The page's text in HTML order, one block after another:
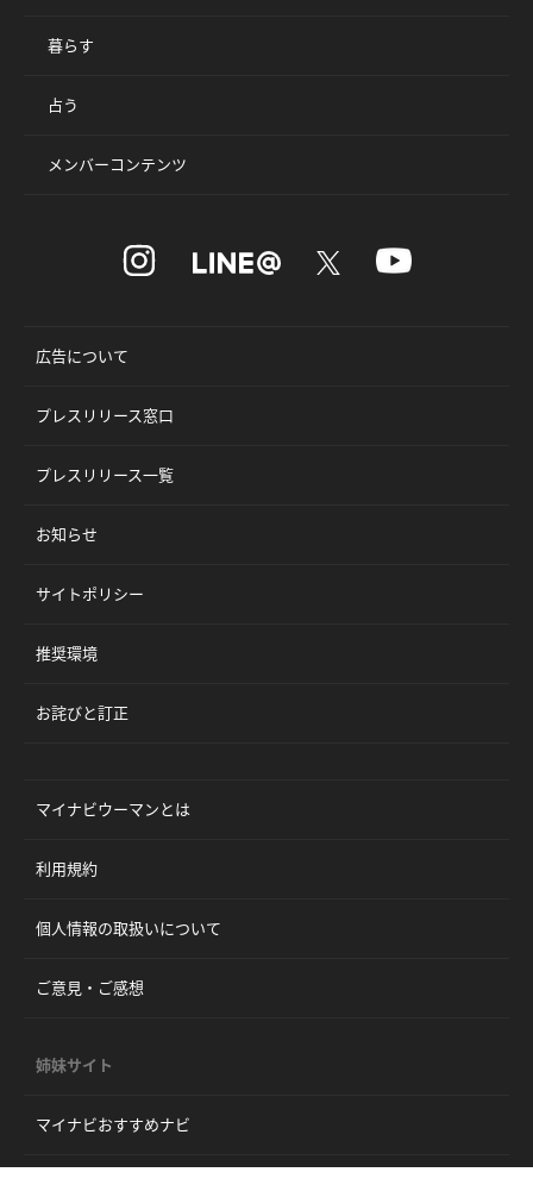
暮らす
占う
メンバーコンテンツ
広告について
プレスリリース窓口
プレスリリース一覧
お知らせ
サイトポリシー
推奨環境
お詫びと訂正
マイナビウーマンとは
利用規約
個人情報の取扱いについて
ご意見・ご感想
姉妹サイト
マイナビおすすめナビ